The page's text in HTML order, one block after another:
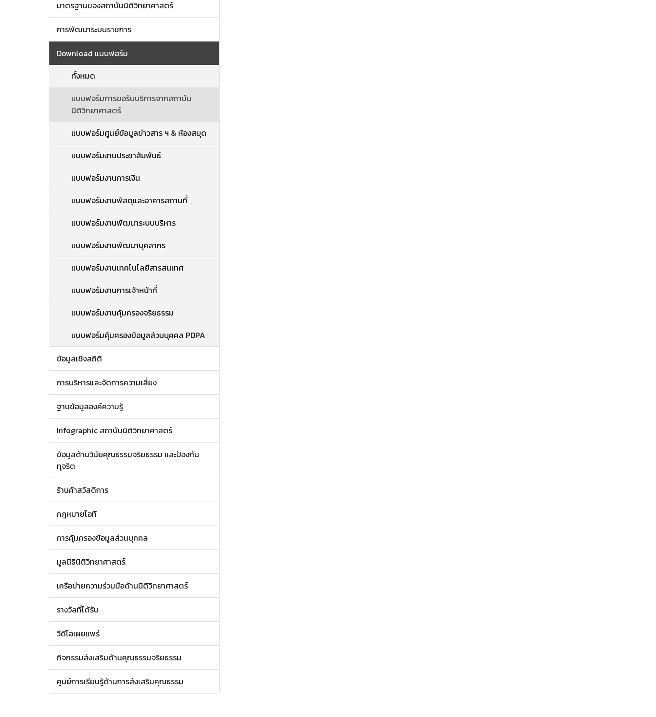
มาตรฐานของสถาบันนิติวิทยาศาสตร์
การพัฒนาระบบราชการ
Download แบบฟอร์ม
ทั้งหมด
แบบฟอร์มการขอรับบริการจากสถาบัน
นิติวิทยาศาสตร์
แบบฟอร์มศูนย์ข้อมูลข่าวสาร ฯ & ห้องสมุด
แบบฟอร์มงานประชาสัมพันธ์
แบบฟอร์มงานการเงิน
แบบฟอร์มงานพัสดุและอาคารสถานที่
แบบฟอร์มงานพัฒนาระบบบริหาร
แบบฟอร์มงานพัฒนาบุคลากร
แบบฟอร์มงานเทคโนโลยีสารสนเทศ
แบบฟอร์มงานการเจ้าหน้าที่
แบบฟอร์มงานคุ้มครองจริยธรรม
แบบฟอร์มคุ้มครองข้อมูลส่วนบุคคล PDPA
ข้อมูลเชิงสถิติ
การบริหารและจัดการความเสี่ยง
ฐานข้อมูลองค์ความรู้
Infographic สถาบันนิติวิทยาศาสตร์
ข้อมูลด้านวินัยคุณธรรมจริยธรรม และป้องกัน
ทุจริต
ร้านค้าสวัสดิการ
กฎหมายไอที
การคุ้มครองข้อมูลส่วนบุคคล
มูลนิธินิติวิทยาศาสตร์
เครือข่ายความร่วมมือด้านนิติวิทยาศาสตร์
รางวัลที่ได้รับ
วีดีโอเผยแพร่
กิจกรรมส่งเสริมด้านคุณธรรมจริยธรรม
ศูนย์การเรียนรู้ด้านการส่งเสริมคุณธรรม